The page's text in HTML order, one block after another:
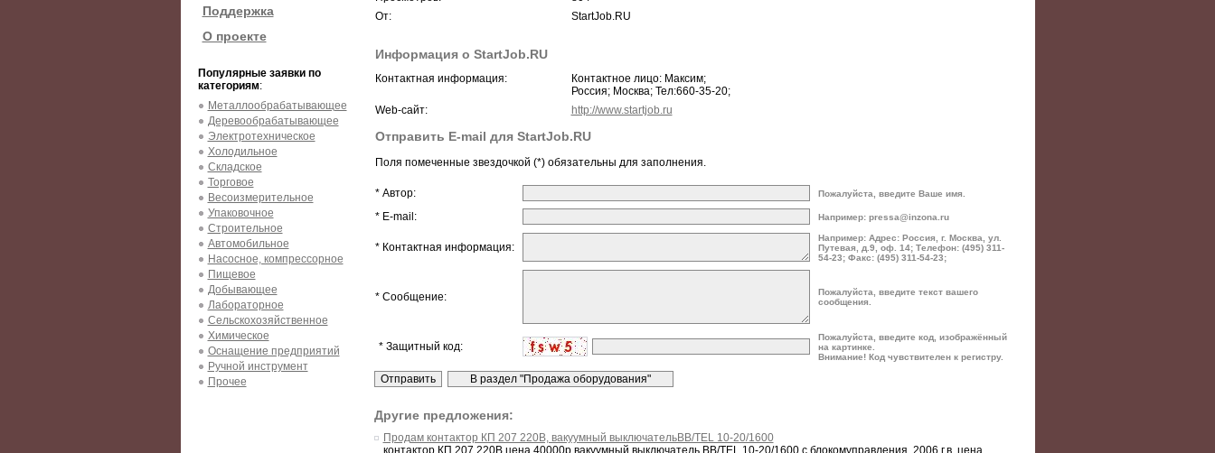
Поддержка
О проекте
Популярные заявки по
категориям:
Металлообрабатывающее
Деревообрабатывающее
Электротехническое
Холодильное
Складское
Торговое
Весоизмерительное
Упаковочное
Строительное
Автомобильное
Насосное, компрессорное
Пищевое
Добывающее
Лабораторное
Сельскохозяйственное
Химическое
Оснащение предприятий
Ручной инструмент
Прочее
От:
StartJob.RU
Информация о StartJob.RU
Контактная информация:
Контактное лицо: Максим;
Россия; Москва; Тел:660-35-20;
Web-сайт:
http://www.startjob.ru
Отправить E-mail для StartJob.RU
Поля помеченные звездочкой (*) обязательны для заполнения.
* Автор: Пожалуйста, введите Ваше имя.
* E-mail: Например: pressa@inzona.ru
* Контактная информация:
Например: Адрес: Россия, г. Москва, ул.
Путевая, д.9, оф. 14; Телефон: (495) 311-
54-23; Факс: (495) 311-54-23;
* Сообщение:
Пожалуйста, введите текст вашего
сообщения.
* Защитный код:
Пожалуйста, введите код, изображённый
на картинке.
Внимание! Код чувствителен к регистру.
Другие предложения:
Продам контактор КП 207 220В, вакуумный выключательBB/TEL 10-20/1600
контактор КП 207 220В цена 40000р.вакуумный выключатель BB/TEL 10-20/1600 с блокомуправления, 2006 г.в. цена